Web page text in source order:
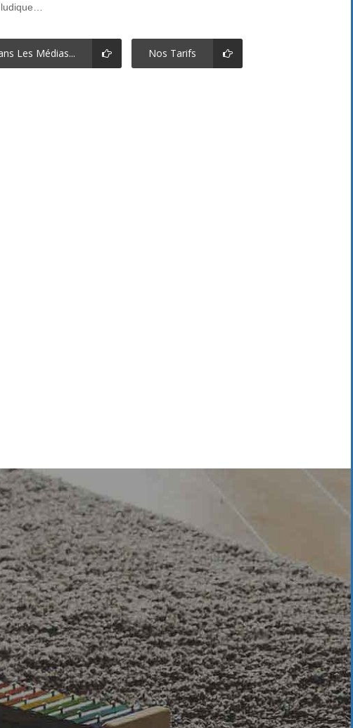
Les Médias... Nos Tarifs